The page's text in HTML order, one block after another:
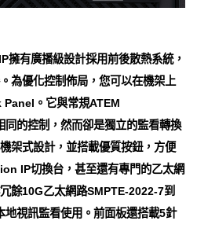
有廣播級設計採用前​​後散熱系統，
為優化控制佈局，您可以在機架上
。它與常規ATEM
的控制，然而卻是獨立的監看轉換
架式設計，並搭載優質按鈕，方便
IP切換台，甚至還有專門的乙太網
餘10G乙太網路SMPTE-2022-7到
視訊監看使用。前面板還搭載5針